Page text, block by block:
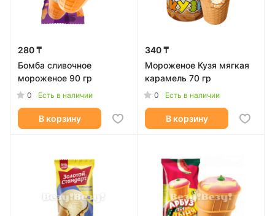
280 ₸
Бомба сливочное
мороженое 90 гр
0 Есть в наличии
В корзину
340 ₸
Мороженое Кузя мягкая
карамель 70 гр
0 Есть в наличии
В корзину